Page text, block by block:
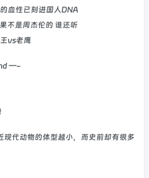
血性已刻进国人DNA
不是周杰伦的 谁还听
vs老鹰
—-
现代动物的体型越小，而史前却有很多